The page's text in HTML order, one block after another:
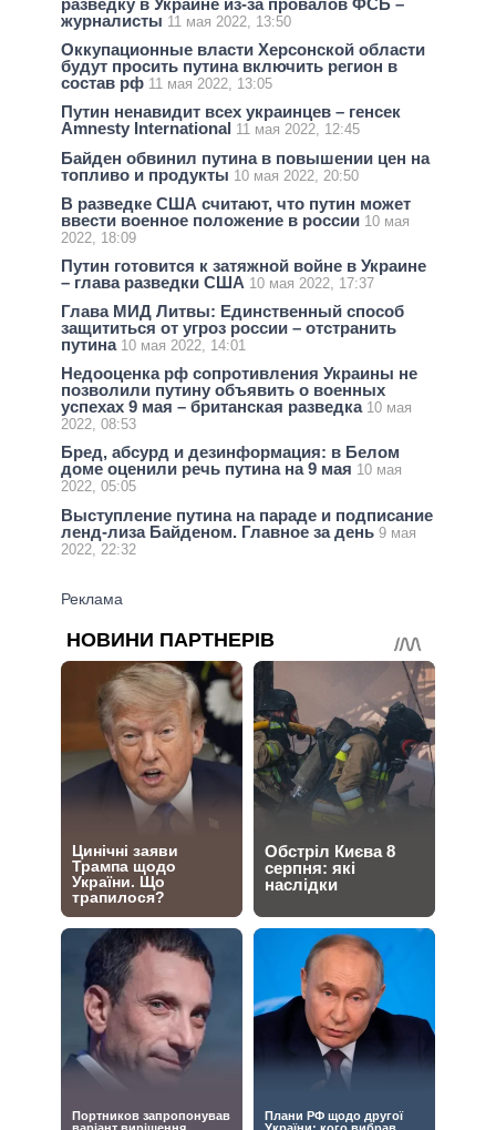
разведку в Украине из-за провалов ФСБ –
журналисты 11 мая 2022, 13:50
Оккупационные власти Херсонской области
будут просить путина включить регион в
состав рф 11 мая 2022, 13:05
Путин ненавидит всех украинцев – генсек
Amnesty International 11 мая 2022, 12:45
Байден обвинил путина в повышении цен на
топливо и продукты 10 мая 2022, 20:50
В разведке США считают, что путин может
ввести военное положение в россии 10 мая
2022, 18:09
Путин готовится к затяжной войне в Украине
– глава разведки США 10 мая 2022, 17:37
Глава МИД Литвы: Единственный способ
защититься от угроз россии – отстранить
путина 10 мая 2022, 14:01
Недооценка рф сопротивления Украины не
позволили путину объявить о военных
успехах 9 мая – британская разведка 10 мая
2022, 08:53
Бред, абсурд и дезинформация: в Белом
доме оценили речь путина на 9 мая 10 мая
2022, 05:05
Выступление путина на параде и подписание
ленд-лиза Байденом. Главное за день 9 мая
2022, 22:32